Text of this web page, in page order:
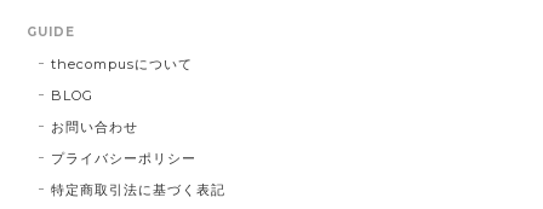
GUIDE
thecompusについて
BLOG
お問い合わせ
プライバシーポリシー
特定商取引法に基づく表記